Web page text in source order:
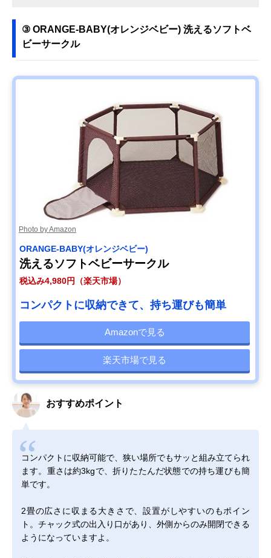
③ ORANGE-BABY(オレンジベビー) 洗えるソフトベ
ビーサークル
Photo by Amazon
ORANGE-BABY(オレンジベビー)
洗えるソフトベビーサークル
税込み4,980円（楽天市場）
コンパクトに収納できて、持ち運びも簡単
Amazonで見る
楽天市場で見る
おすすめポイント
コンパクトに収納可能で、狭い場所でもサッと組み立てられ
ます。重さは約3kgで、折りたたんだ状態での持ち運びも簡
単です。
2畳の広さに収まる大きさで、設置がしやすいのもポイン
ト。チャック式の出入り口があり、外側からのみ開閉できる
ようになっていますよ。